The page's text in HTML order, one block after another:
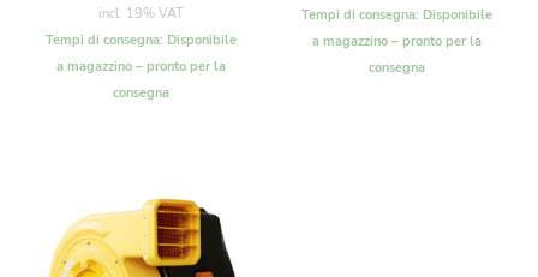
incl. 19% VAT
Tempi di consegna: Disponibile
a magazzino – pronto per la
consegna
Tempi di consegna: Disponibile
a magazzino – pronto per la
consegna